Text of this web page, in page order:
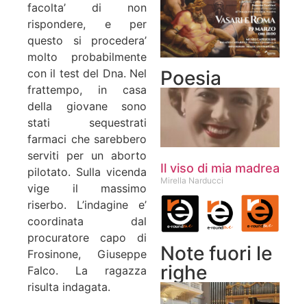
facolta’ di non
rispondere, e per
questo si procedera’
molto probabilmente
con il test del Dna. Nel
frattempo, in casa
della giovane sono
stati sequestrati
farmaci che sarebbero
serviti per un aborto
pilotato. Sulla vicenda
vige il massimo
riserbo. L’indagine e’
coordinata dal
procuratore capo di
Frosinone, Giuseppe
Falco. La ragazza
risulta indagata.
Poesia
Il viso di mia madrea
Mirella Narducci
Note fuori le
righe